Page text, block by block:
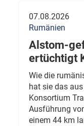
07.08.2026
Rumänien
Alstom-
ertüchtigt
Wie die
hat sie das
Konsortium
Ausführung
einem 44 km